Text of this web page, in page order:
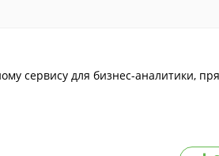
сервису для бизнес-аналитики,